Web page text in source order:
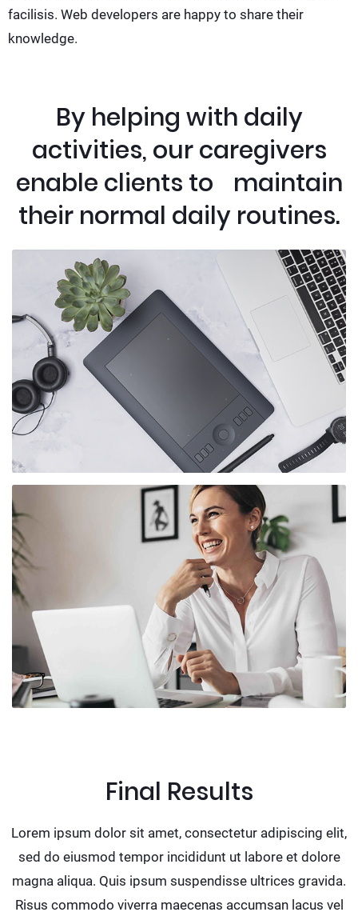
facilisis. Web developers are happy to share their
knowledge.
By helping with daily
activities, our caregivers
enable clients to maintain
their normal daily routines.
Final Results
Lorem ipsum dolor sit amet, consectetur adipiscing elit,
sed do eiusmod tempor incididunt ut labore et dolore
magna aliqua. Quis ipsum suspendisse ultrices gravida.
Risus commodo viverra maecenas accumsan lacus vel